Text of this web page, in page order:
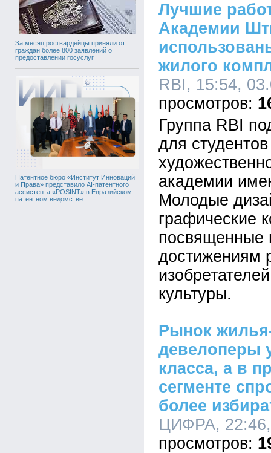
За месяц росгвардейцы приняли от
граждан более 800 заявлений о
предоставлении госуслуг
Патентное бюро «Институт Инноваций
и Права» представило AI-патентного
ассистента «POSINT» в Евразийском
патентном ведомстве
Лучшие
Академии
жилого
RBI, 15:54,
Группа RBI
для
академии
Молодые
графические
достижениям
культуры.
Рынок
девелоперы
класса, а в
сегменте
более
ЦИФРА,